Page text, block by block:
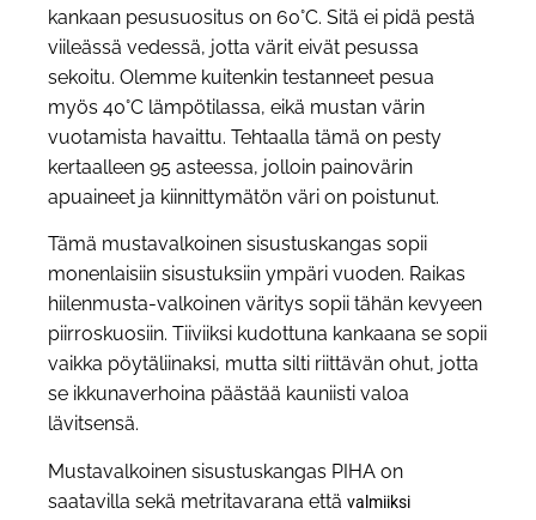
kankaan pesusuositus on 60°C. Sitä ei pidä pestä
viileässä vedessä, jotta värit eivät pesussa
sekoitu. Olemme kuitenkin testanneet pesua
myös 40°C lämpötilassa, eikä mustan värin
vuotamista havaittu. Tehtaalla tämä on pesty
kertaalleen 95 asteessa, jolloin painovärin
apuaineet ja kiinnittymätön väri on poistunut.
Tämä mustavalkoinen sisustuskangas sopii
monenlaisiin sisustuksiin ympäri vuoden. Raikas
hiilenmusta-valkoinen väritys sopii tähän kevyeen
piirroskuosiin. Tiiviiksi kudottuna kankaana se sopii
vaikka pöytäliinaksi, mutta silti riittävän ohut, jotta
se ikkunaverhoina päästää kauniisti valoa
lävitsensä.
Mustavalkoinen sisustuskangas PIHA on
saatavilla sekä metritavarana että valmiiksi